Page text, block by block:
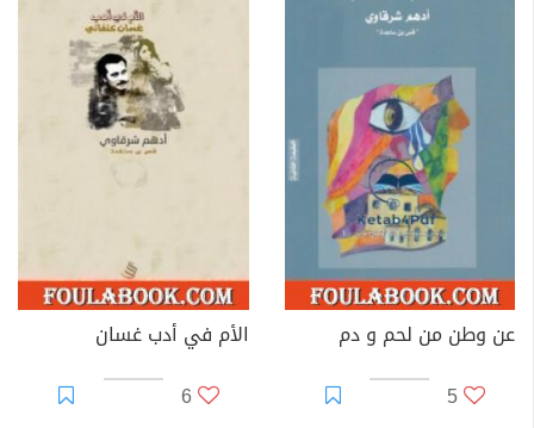
عن وطن من لحم و دم
5
الأم في أدب غسان
6